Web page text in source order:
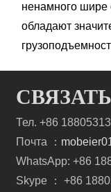
ненамного
обладают
Тел. +86
Почта ：
WhatsApp: +86
Skype ： +86